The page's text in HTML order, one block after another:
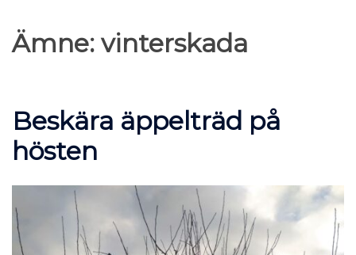
Ämne: vinterskada
Beskära äppelträd på
hösten